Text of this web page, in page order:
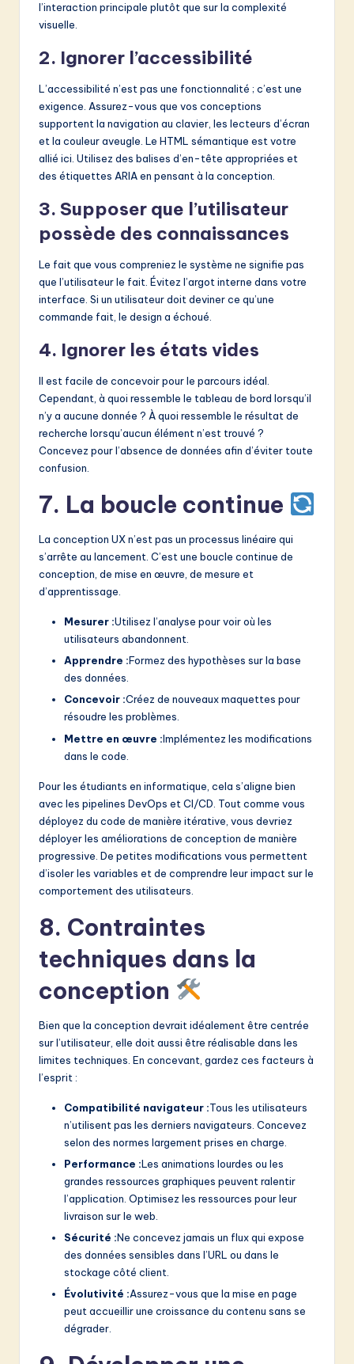
l’interaction principale plutôt que sur la complexité
visuelle.
2. Ignorer l’accessibilité
L’accessibilité n’est pas une fonctionnalité ; c’est une
exigence. Assurez-vous que vos conceptions
supportent la navigation au clavier, les lecteurs d’écran
et la couleur aveugle. Le HTML sémantique est votre
allié ici. Utilisez des balises d’en-tête appropriées et
des étiquettes ARIA en pensant à la conception.
3. Supposer que l’utilisateur
possède des connaissances
Le fait que vous compreniez le système ne signifie pas
que l’utilisateur le fait. Évitez l’argot interne dans votre
interface. Si un utilisateur doit deviner ce qu’une
commande fait, le design a échoué.
4. Ignorer les états vides
Il est facile de concevoir pour le parcours idéal.
Cependant, à quoi ressemble le tableau de bord lorsqu’il
n’y a aucune donnée ? À quoi ressemble le résultat de
recherche lorsqu’aucun élément n’est trouvé ?
Concevez pour l’absence de données afin d’éviter toute
confusion.
7. La boucle continue
La conception UX n’est pas un processus linéaire qui
s’arrête au lancement. C’est une boucle continue de
conception, de mise en œuvre, de mesure et
d’apprentissage.
Mesurer :Utilisez l’analyse pour voir où les
utilisateurs abandonnent.
Apprendre :Formez des hypothèses sur la base
des données.
Concevoir :Créez de nouveaux maquettes pour
résoudre les problèmes.
Mettre en œuvre :Implémentez les modifications
dans le code.
Pour les étudiants en informatique, cela s’aligne bien
avec les pipelines DevOps et CI/CD. Tout comme vous
déployez du code de manière itérative, vous devriez
déployer les améliorations de conception de manière
progressive. De petites modifications vous permettent
d’isoler les variables et de comprendre leur impact sur le
comportement des utilisateurs.
8. Contraintes
techniques dans la
conception
Bien que la conception devrait idéalement être centrée
sur l’utilisateur, elle doit aussi être réalisable dans les
limites techniques. En concevant, gardez ces facteurs à
l’esprit :
Compatibilité navigateur :Tous les utilisateurs
n’utilisent pas les derniers navigateurs. Concevez
selon des normes largement prises en charge.
Performance :Les animations lourdes ou les
grandes ressources graphiques peuvent ralentir
l’application. Optimisez les ressources pour leur
livraison sur le web.
Sécurité :Ne concevez jamais un flux qui expose
des données sensibles dans l’URL ou dans le
stockage côté client.
Évolutivité :Assurez-vous que la mise en page
peut accueillir une croissance du contenu sans se
dégrader.